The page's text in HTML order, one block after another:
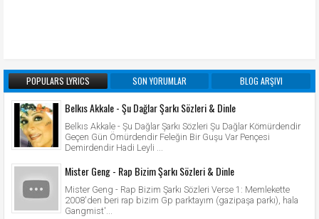
POPULARS LYRICS SON YORUMLAR BLOG ARŞIVI
Belkıs Akkale - Şu Dağlar Şarkı Sözleri & Dinle
Belkıs Akkale - Şu Dağlar Şarkı Sözleri Şu Dağlar Kömürdendir
Geçen Gün Ömürdendir Feleğin Bir Guşu Var Pençesi
Demirdendir Hadi Leyli ...
Mister Geng - Rap Bizim Şarkı Sözleri & Dinle
Mister Geng - Rap Bizim Şarkı Sözleri Verse 1: Memlekette
2008'den beri rap bizim Gp parktayım (gazipaşa parkı), hala
Gangmist'...